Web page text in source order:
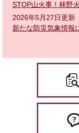
STOP山火事！林野
2026年5月27日更新
新たな防災気象情報